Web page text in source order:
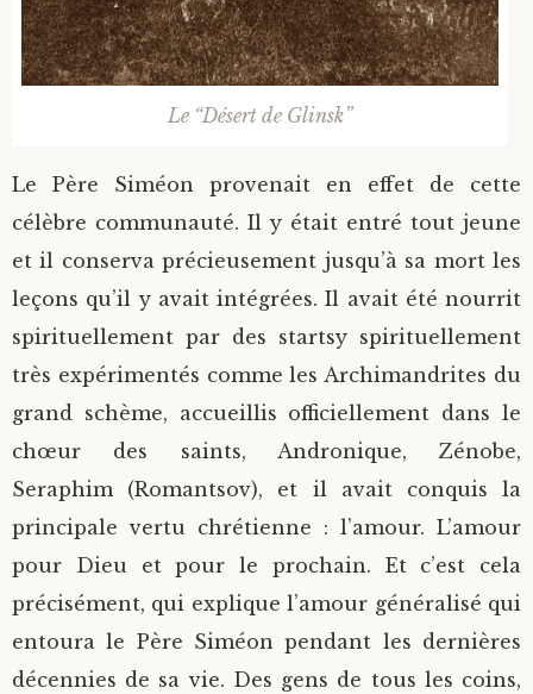
Le “Désert de Glinsk”
Le Père Siméon provenait en effet de cette
célèbre communauté. Il y était entré tout jeune
et il conserva précieusement jusqu’à sa mort les
leçons qu’il y avait intégrées. Il avait été nourrit
spirituellement par des startsy spirituellement
très expérimentés comme les Archimandrites du
grand schème, accueillis officiellement dans le
chœur des saints, Andronique, Zénobe,
Seraphim (Romantsov), et il avait conquis la
principale vertu chrétienne : l’amour. L’amour
pour Dieu et pour le prochain. Et c’est cela
précisément, qui explique l’amour généralisé qui
entoura le Père Siméon pendant les dernières
décennies de sa vie. Des gens de tous les coins,